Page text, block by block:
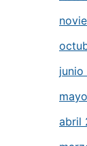
junio
abril